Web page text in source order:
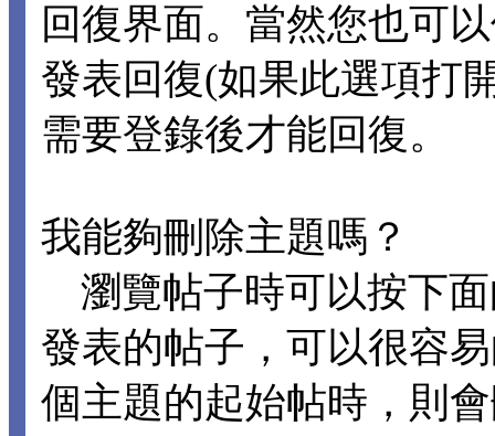
回復界面。當然您也可
發表回復(如果此選項打
需要登錄後才能回復。
我能夠刪除主題嗎？
瀏覽帖子時可以按下
發表的帖子，可以很容
個主題的起始帖時，則